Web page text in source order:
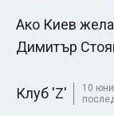
Ако Киев
Димитър
Клуб 'Z'
10